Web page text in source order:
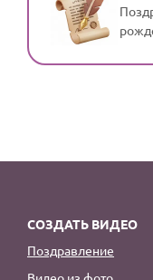
СОЗДАТЬ ВИДЕО
Поздравление